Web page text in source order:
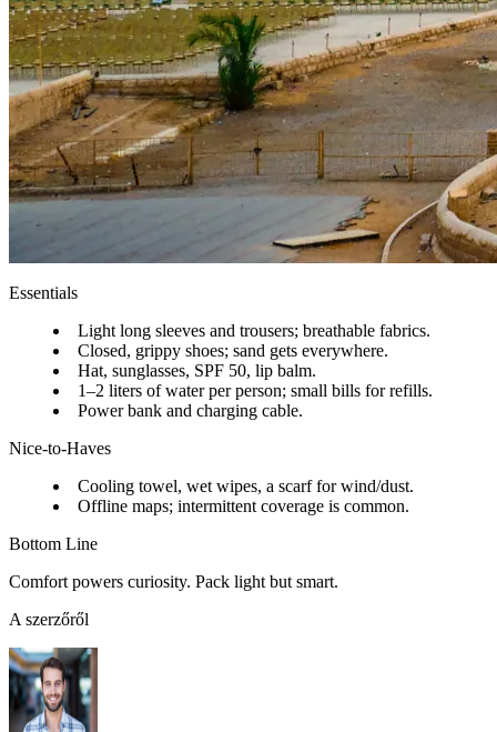
Essentials
Light long sleeves and trousers; breathable fabrics.
Closed, grippy shoes; sand gets everywhere.
Hat, sunglasses, SPF 50, lip balm.
1–2 liters of water per person; small bills for refills.
Power bank and charging cable.
Nice-to-Haves
Cooling towel, wet wipes, a scarf for wind/dust.
Offline maps; intermittent coverage is common.
Bottom Line
Comfort powers curiosity. Pack light but smart.
A szerzőről